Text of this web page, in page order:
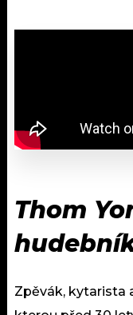
Thom
Zpěvák, kytarista